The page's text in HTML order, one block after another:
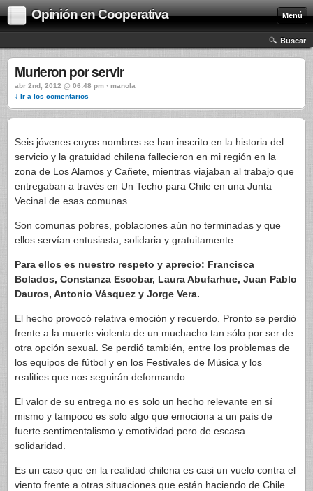
Opinión en Cooperativa Menú
Buscar
Murieron por servir
abr 2nd, 2012 @ 06:48 pm › manola
↓ Ir a los comentarios
Seis jóvenes cuyos nombres se han inscrito en la historia del
servicio y la gratuidad chilena fallecieron en mi región en la
zona de Los Alamos y Cañete, mientras viajaban al trabajo que
entregaban a través en Un Techo para Chile en una Junta
Vecinal de esas comunas.
Son comunas pobres, poblaciones aún no terminadas y que
ellos servían entusiasta, solidaria y gratuitamente.
Para ellos es nuestro respeto y aprecio: Francisca
Bolados, Constanza Escobar, Laura Abufarhue, Juan Pablo
Dauros, Antonio Vásquez y Jorge Vera.
El hecho provocó relativa emoción y recuerdo. Pronto se perdió
frente a la muerte violenta de un muchacho tan sólo por ser de
otra opción sexual. Se perdió también, entre los problemas de
los equipos de fútbol y en los Festivales de Música y los
realities que nos seguirán deformando.
El valor de su entrega no es solo un hecho relevante en sí
mismo y tampoco es solo algo que emociona a un país de
fuerte sentimentalismo y emotividad pero de escasa
solidaridad.
Es un caso que en la realidad chilena es casi un vuelo contra el
viento frente a otras situaciones que están haciendo de Chile